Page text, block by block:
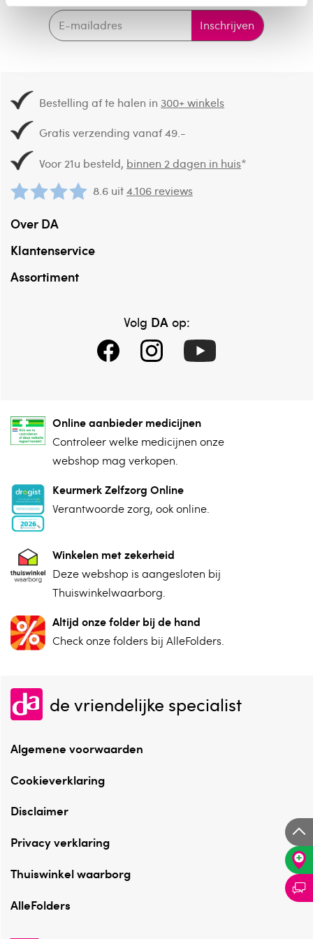
Inschrijven
Bestelling af te halen in300+ winkels
Gratis verzending vanaf 49.-
Voor 21u besteld, binnen 2 dagen in huis*
8.6 uit4.106 reviews
Over DA
Klantenservice
Assortiment
Volg DAop:
Online aanbieder medicijnen
⁠Controleer welke medicijnen onze
webshop mag verkopen.
Keurmerk Zelfzorg Online
⁠Verantwoorde zorg, ⁠ook online.
Winkelen met zekerheid
⁠Deze webshop is aangesloten ⁠bij
Thuiswinkelwaarborg.
Altijd onze folder bij de hand
Check onze folders ⁠bij AlleFolders.
de vriendelijke specialist
Algemene voorwaarden
Cookieverklaring
Disclaimer
Privacy verklaring
Thuiswinkel waarborg
AlleFolders